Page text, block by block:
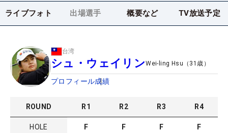
ライブフォト 出場選手 概要など TV放送予定
台湾
シュ・ウェイリンWei-ling Hsu （ 31 歳）
プロフィール成績
ROUND R1 R2 R3 R4
HOLE F F F F